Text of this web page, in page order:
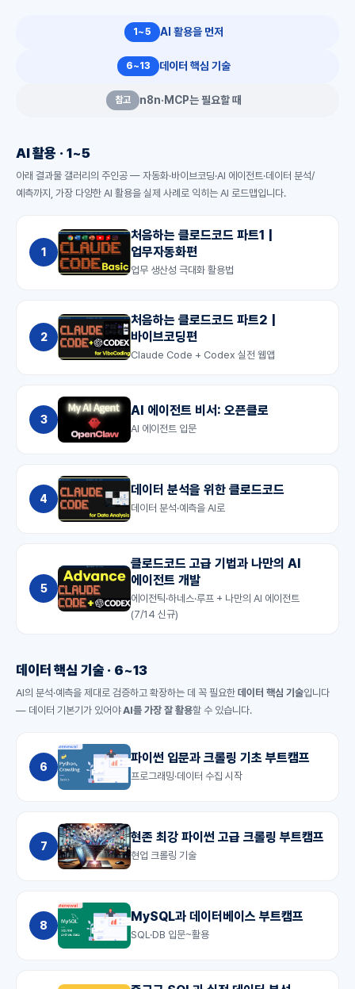
1~5 AI 활용을 먼저
6~13 데이터 핵심 기술
참고 n8n·MCP는 필요할 때
AI 활용 · 1~5
아래 결과물 갤러리의 주인공 — 자동화·바이브코딩·AI 에이전트·데이터 분석/
예측까지, 가장 다양한 AI 활용을 실제 사례로 익히는 AI 로드맵입니다.
1
처음하는 클로드코드 파트1 |
업무자동화편
업무 생산성 극대화 활용법
2
처음하는 클로드코드 파트2 |
바이브코딩편
Claude Code + Codex 실전 웹앱
3
AI 에이전트 비서: 오픈클로
AI 에이전트 입문
4
데이터 분석을 위한 클로드코드
데이터 분석·예측을 AI로
5
클로드코드 고급 기법과 나만의 AI
에이전트 개발
에이전틱·하네스·루프 + 나만의 AI 에이전트
(7/14 신규)
데이터 핵심 기술 · 6~13
AI의 분석·예측을 제대로 검증하고 확장하는 데 꼭 필요한 데이터 핵심 기술입니다
— 데이터 기본기가 있어야AI를 가장 잘 활용할 수 있습니다.
6
파이썬 입문과 크롤링 기초 부트캠프
프로그래밍·데이터 수집 시작
7
현존 최강 파이썬 고급 크롤링 부트캠프
현업 크롤링 기술
8
MySQL과 데이터베이스 부트캠프
SQL·DB 입문~활용